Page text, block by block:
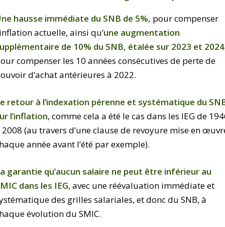
hausse immédiate du SNB de 5%, pour compenser
actuelle, ainsi qu’une augmentation
de 10% du SNB, étalée sur 2023 et
compenser les 10 années consécutives de perte de
d’achat antérieures à 2022.
retour à l’indexation pérenne et systématique du
l’inflation, comme cela a été le cas dans les IEG de
2008 (au travers d’une clause de revoyure mise en
année avant l’été par exemple).
garantie qu’aucun salaire ne peut être inférieur au
dans les IEG, avec une réévaluation immédiate et
des grilles salariales, et donc du SNB, à
évolution du SMIC.